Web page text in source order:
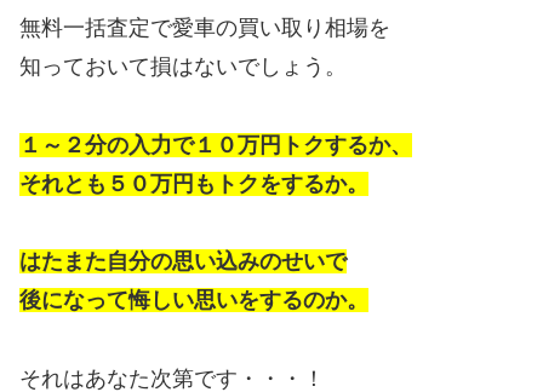
無料一括査定で愛車の買い取り相場を
知っておいて損はないでしょう。
１～２分の入力で１０万円トクするか、
それとも５０万円もトクをするか。
はたまた自分の思い込みのせいで
後になって悔しい思いをするのか。
それはあなた次第です・・・！